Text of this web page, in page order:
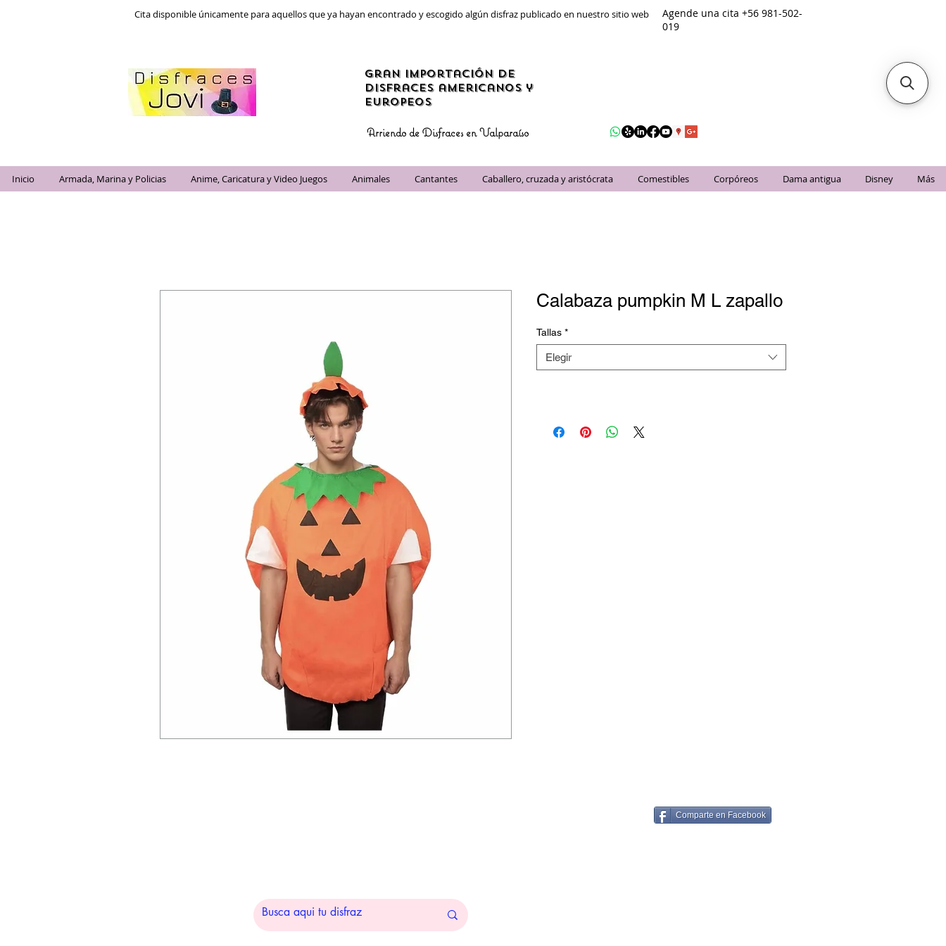
Cita disponible únicamente para aquellos que ya hayan encontrado y escogido algún disfraz publicado en nuestro sitio web
Agende una cita +56 981-502-
019
gran importación de
disfraces americanos y
Europeos
Arriendo de Disfraces en Valparaíso
Inicio Armada, Marina y Policias Anime, Caricatura y Video Juegos Animales Cantantes Caballero, cruzada y aristócrata Comestibles Corpóreos Dama antigua Disney Más
Calabaza pumpkin M L zapallo
Tallas *
Elegir
Comparte en Facebook